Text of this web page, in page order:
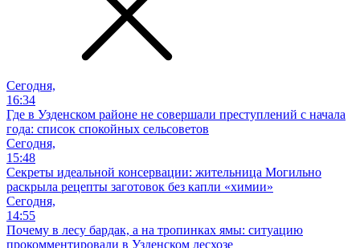
Сегодня,
16:34
Где в Узденском районе не совершали преступлений с начала
года: список спокойных сельсоветов
Сегодня,
15:48
Секреты идеальной консервации: жительница Могильно
раскрыла рецепты заготовок без капли «химии»
Сегодня,
14:55
Почему в лесу бардак, а на тропинках ямы: ситуацию
прокомментировали в Узденском лесхозе